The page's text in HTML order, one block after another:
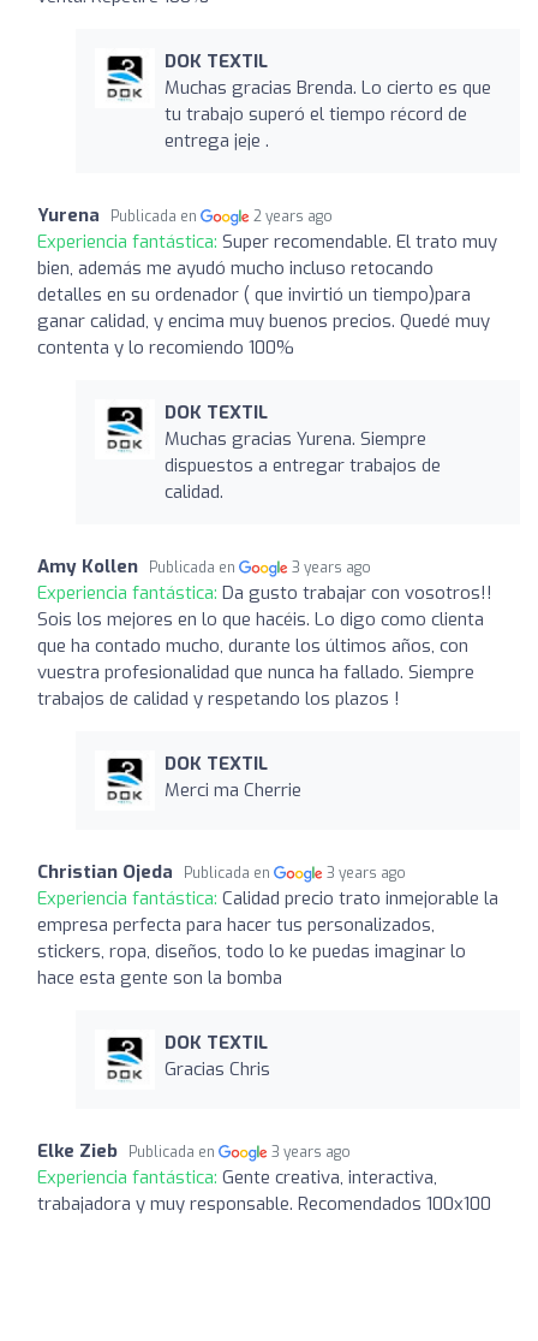
DOK TEXTIL
Muchas gracias Brenda. Lo cierto es que
tu trabajo superó el tiempo récord de
entrega jeje .
Yurena Publicada en 2 years ago
Experiencia fantástica: Super recomendable. El trato muy
bien, además me ayudó mucho incluso retocando
detalles en su ordenador ( que invirtió un tiempo)para
ganar calidad, y encima muy buenos precios. Quedé muy
contenta y lo recomiendo 100%
DOK TEXTIL
Muchas gracias Yurena. Siempre
dispuestos a entregar trabajos de
calidad.
Amy Kollen Publicada en 3 years ago
Experiencia fantástica: Da gusto trabajar con vosotros!!
Sois los mejores en lo que hacéis. Lo digo como clienta
que ha contado mucho, durante los últimos años, con
vuestra profesionalidad que nunca ha fallado. Siempre
trabajos de calidad y respetando los plazos !
DOK TEXTIL
Merci ma Cherrie
Christian Ojeda Publicada en 3 years ago
Experiencia fantástica: Calidad precio trato inmejorable la
empresa perfecta para hacer tus personalizados,
stickers, ropa, diseños, todo lo ke puedas imaginar lo
hace esta gente son la bomba
DOK TEXTIL
Gracias Chris
Elke Zieb Publicada en 3 years ago
Experiencia fantástica: Gente creativa, interactiva,
trabajadora y muy responsable. Recomendados 100x100